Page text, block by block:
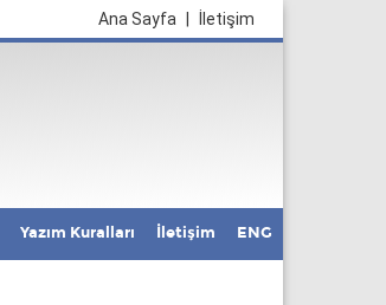
İletişim
Ana Sayfa
Yazım Kuralları İletişim ENG